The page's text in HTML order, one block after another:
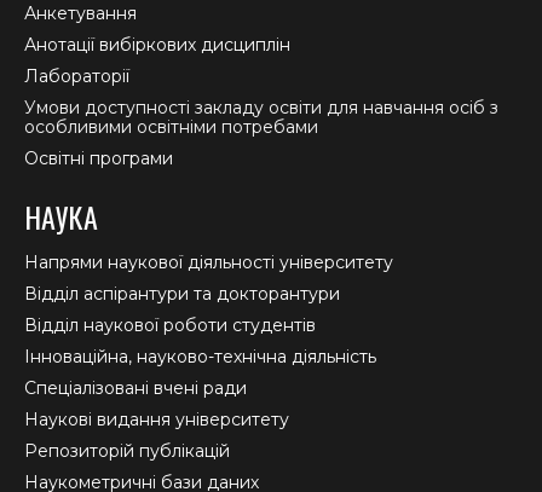
Анкетування
Анотації вибіркових дисциплін
Лабораторії
Умови доступності закладу освіти для навчання осіб з
особливими освітніми потребами
Освітні програми
НАУКА
Напрями наукової діяльності університету
Відділ аспірантури та докторантури
Відділ наукової роботи студентів
Інноваційна, науково-технічна діяльність
Спеціалізовані вчені ради
Наукові видання університету
Репозиторій публікацій
Наукометричні бази даних